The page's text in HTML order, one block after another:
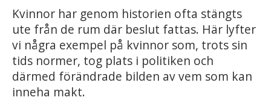
Kvinnor har genom historien ofta stängts
ute från de rum där beslut fattas. Här lyfter
vi några exempel på kvinnor som, trots sin
tids normer, tog plats i politiken och
därmed förändrade bilden av vem som kan
inneha makt.